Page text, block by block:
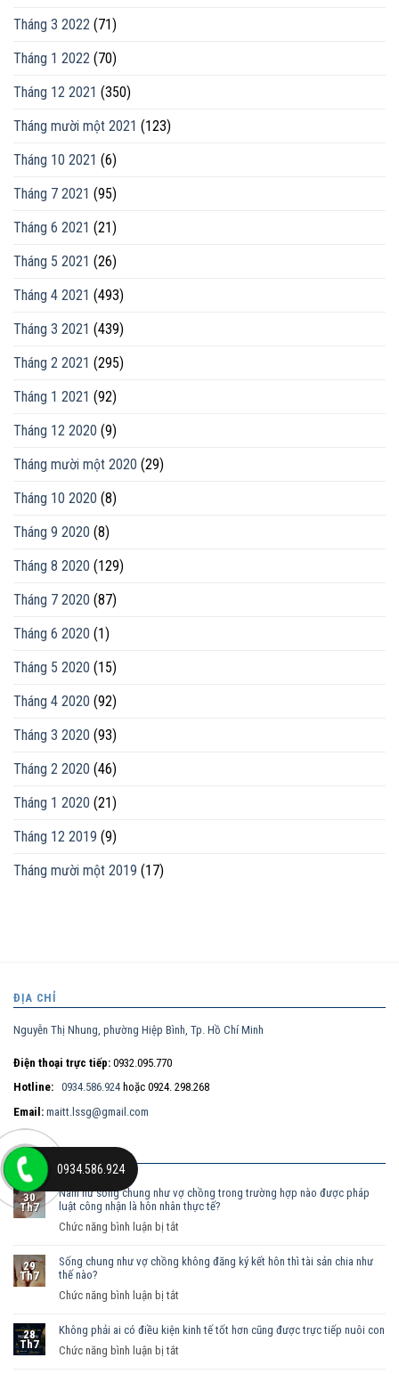
Tháng 3 2022 (71)
Tháng 1 2022 (70)
Tháng 12 2021 (350)
Tháng mười một 2021 (123)
Tháng 10 2021 (6)
Tháng 7 2021 (95)
Tháng 6 2021 (21)
Tháng 5 2021 (26)
Tháng 4 2021 (493)
Tháng 3 2021 (439)
Tháng 2 2021 (295)
Tháng 1 2021 (92)
Tháng 12 2020 (9)
Tháng mười một 2020 (29)
Tháng 10 2020 (8)
Tháng 9 2020 (8)
Tháng 8 2020 (129)
Tháng 7 2020 (87)
Tháng 6 2020 (1)
Tháng 5 2020 (15)
Tháng 4 2020 (92)
Tháng 3 2020 (93)
Tháng 2 2020 (46)
Tháng 1 2020 (21)
Tháng 12 2019 (9)
Tháng mười một 2019 (17)
ĐỊA CHỈ
Nguyễn Thị Nhung, phường Hiệp Bình, Tp. Hồ Chí Minh
Điện thoại trực tiếp: 0932.095.770
Hotline: 0934.586.924 hoặc 0924. 298.268
Email: maitt.lssg@gmail.com
BÀI VIẾT MỚI
30
Th7
Nam nữ sống chung như vợ chồng trong trường hợp nào được pháp
luật công nhận là hôn nhân thực tế?
Chức năng bình luận bị tắt
nữ
vợ
29
Th7
Sống chung như vợ chồng không đăng ký kết hôn thì tài sản chia như
thế nào?
Chức năng bình luận bị tắt
chung
28
Th7
Không phải ai có điều kiện kinh tế tốt hơn cũng được trực tiếp nuôi con
Chức năng bình luận bị tắt
0934.586.924